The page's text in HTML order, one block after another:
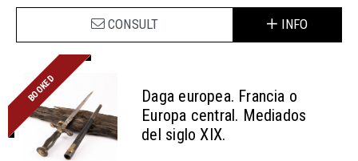
CONSULT INFO
BOOKED
Daga europea. Francia o
Europa central. Mediados
del siglo XIX.